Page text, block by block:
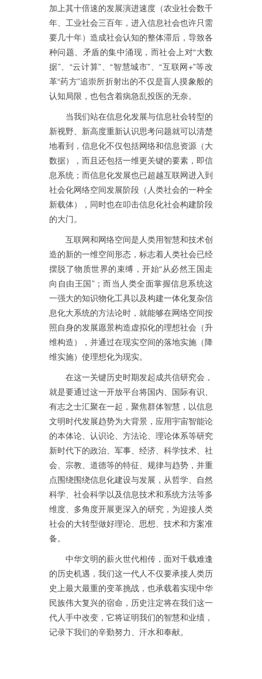
加上其十倍速的发展演进速度（农业社会数千
年、工业社会三百年，进入信息社会也许只需
要几十年）造成社会认知的整体滞后，导致各
种问题、矛盾的集中涌现，而社会上对“大数
据”、“云计算”、“智慧城市”、“互联网+”等改
革“药方”追崇所折射出的不仅是盲人摸象般的
认知局限，也包含着病急乱投医的无奈。
当我们站在信息化发展与信息社会转型的
新视野、新高度重新认识思考问题就可以清楚
地看到，信息化不仅包括网络和信息资源（大
数据），而且还包括一维更关键的要素，即信
息系统；而信息化发展也已超越互联网进入到
社会化网络空间发展阶段（人类社会的一种全
新载体），同时也在叩击信息化社会构建阶段
的大门。
互联网和网络空间是人类用智慧和技术创
造的新的一维空间形态，标志着人类社会已经
摆脱了物质世界的束缚，开始“从必然王国走
向自由王国”；而当人类全面掌握信息系统这
一强大的知识物化工具以及构建一体化复杂信
息化大系统的方法论时，就能够在网络空间按
照自身的发展愿景构造虚拟化的理想社会（升
维构造），并通过在现实空间的落地实施（降
维实施）使理想化为现实。
在这一关键历史时期发起成共信研究会，
就是要通过这一开放平台将国内、国际有识、
有志之士汇聚在一起，聚焦群体智慧，以信息
文明时代发展趋势为大背景，应用宇宙智能论
的本体论、认识论、方法论、理论体系等研究
新时代下的政治、军事、经济、科学技术、社
会、宗教、道德等的特征、规律与趋势，并重
点围绕围绕信息化建设与发展，从哲学、自然
科学、社会科学以及信息技术和系统方法等多
维度、多角度开展更深入的研究，为迎接人类
社会的大转型做好理论、思想、技术和方案准
备。
中华文明的薪火世代相传，面对千载难逢
的历史机遇，我们这一代人不仅要承接人类历
史上最大最重的变革挑战，也承载着实现中华
民族伟大复兴的宿命，历史注定将在我们这一
代人手中改变，它将证明我们的智慧和业绩，
记录下我们的辛勤努力、汗水和奉献。